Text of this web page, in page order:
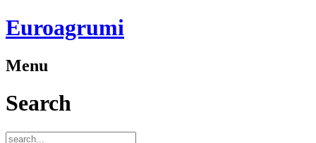
Euroagrumi
Menu
Search